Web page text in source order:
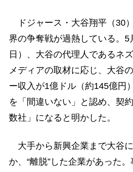
ドジャース・大谷翔平（30
界の争奪戦が過熱している。5
日）、大谷の代理人であるネ
メディアの取材に応じ、大谷
ー収入が1億ドル（約145億円
を「間違いない」と認め、契
数社」になると明かした。
大手から新興企業まで大谷
か、“離脱”した企業があった